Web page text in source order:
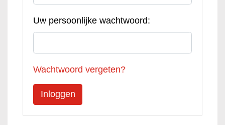
Uw persoonlijke wachtwoord:
Wachtwoord vergeten?